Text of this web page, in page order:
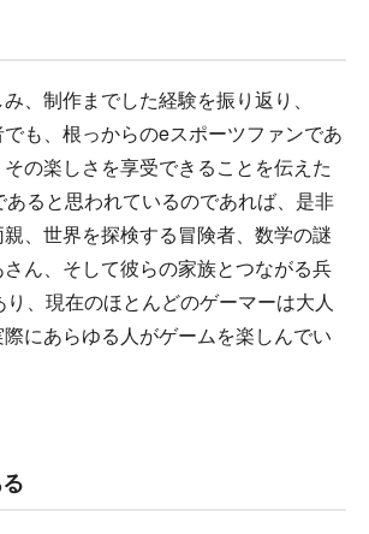
、制作までした経験を振り返り、
も、根っからのeスポーツファンであ
の楽しさを享受できることを伝えた
ると思われているのであれば、是非
、世界を探検する冒険者、数学の謎
ん、そして彼らの家族とつながる兵
、現在のほとんどのゲーマーは大人
にあらゆる人がゲームを楽しんでい